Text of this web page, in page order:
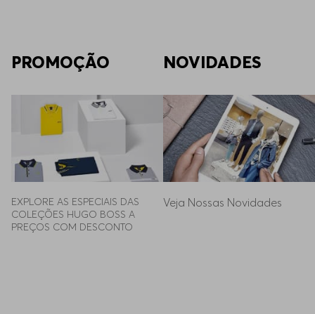
PROMOÇÃO
EXPLORE AS ESPECIAIS DAS
COLEÇÕES HUGO BOSS A
PREÇOS COM DESCONTO
NOVIDADES
Veja Nossas Novidades